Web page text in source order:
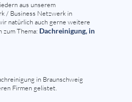
aus unserem
/ Business Netzwerk in
natürlich auch gerne weitere
zum Thema: Dachreinigung, in
in Braunschweig
Firmen gelistet.